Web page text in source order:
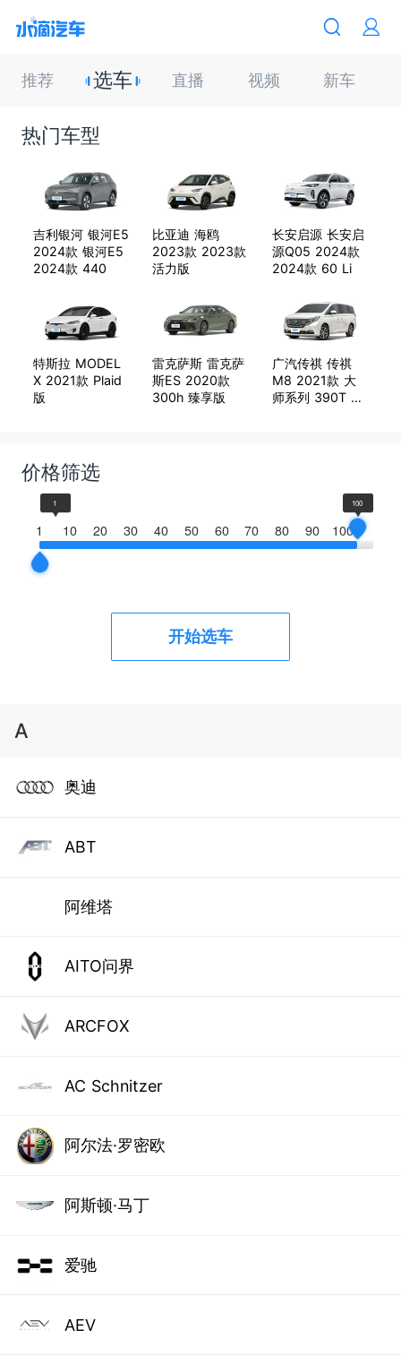
推荐 选车 直播 视频 新车
热门车型
吉利银河 银河E5
2024款 银河E5
2024款 440
比亚迪 海鸥
2023款 2023款
活力版
长安启源 长安启
源Q05 2024款
2024款 60 Li
特斯拉 MODEL
X 2021款 Plaid
版
雷克萨斯 雷克萨
斯ES 2020款
300h 臻享版
广汽传祺 传祺
M8 2021款 大
师系列 390T 四
价格筛选
1 100
1 10 20 30 40 50 60 70 80 90 100
开始选车
A
奥迪
ABT
阿维塔
AITO问界
ARCFOX
AC Schnitzer
阿尔法·罗密欧
阿斯顿·马丁
爱驰
AEV